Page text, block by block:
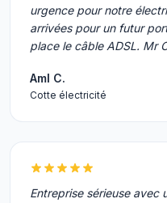
urgence pour notre
arrivées pour un futur
place le câble ADSL. Mr
Aml C.
Cotte électricité
Entreprise sérieuse avec